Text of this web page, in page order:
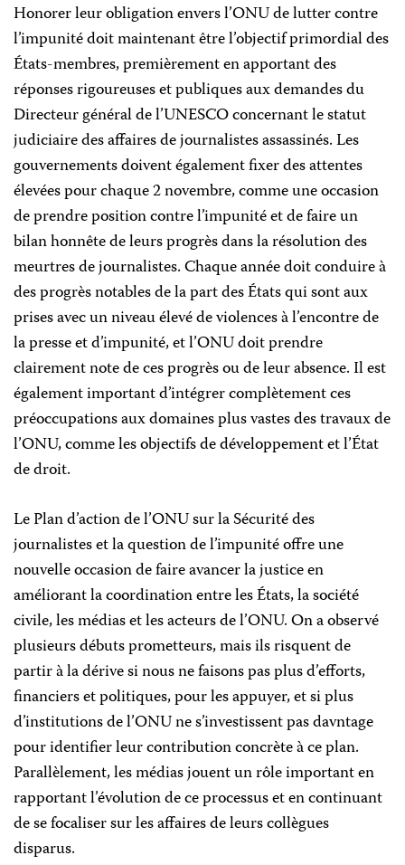
Honorer leur obligation envers l’ONU de lutter contre
l’impunité doit maintenant être l’objectif primordial des
États-membres, premièrement en apportant des
réponses rigoureuses et publiques aux demandes du
Directeur général de l’UNESCO concernant le statut
judiciaire des affaires de journalistes assassinés. Les
gouvernements doivent également fixer des attentes
élevées pour chaque 2 novembre, comme une occasion
de prendre position contre l’impunité et de faire un
bilan honnête de leurs progrès dans la résolution des
meurtres de journalistes. Chaque année doit conduire à
des progrès notables de la part des États qui sont aux
prises avec un niveau élevé de violences à l’encontre de
la presse et d’impunité, et l’ONU doit prendre
clairement note de ces progrès ou de leur absence. Il est
également important d’intégrer complètement ces
préoccupations aux domaines plus vastes des travaux de
l’ONU, comme les objectifs de développement et l’État
de droit.
Le Plan d’action de l’ONU sur la Sécurité des
journalistes et la question de l’impunité offre une
nouvelle occasion de faire avancer la justice en
améliorant la coordination entre les États, la société
civile, les médias et les acteurs de l’ONU. On a observé
plusieurs débuts prometteurs, mais ils risquent de
partir à la dérive si nous ne faisons pas plus d’efforts,
financiers et politiques, pour les appuyer, et si plus
d’institutions de l’ONU ne s’investissent pas davntage
pour identifier leur contribution concrète à ce plan.
Parallèlement, les médias jouent un rôle important en
rapportant l’évolution de ce processus et en continuant
de se focaliser sur les affaires de leurs collègues
disparus.